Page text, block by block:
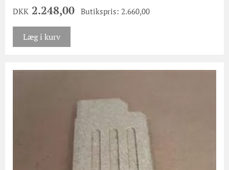
DKK 2.248,00 Butikspris: 2.660,00
Læg i kurv